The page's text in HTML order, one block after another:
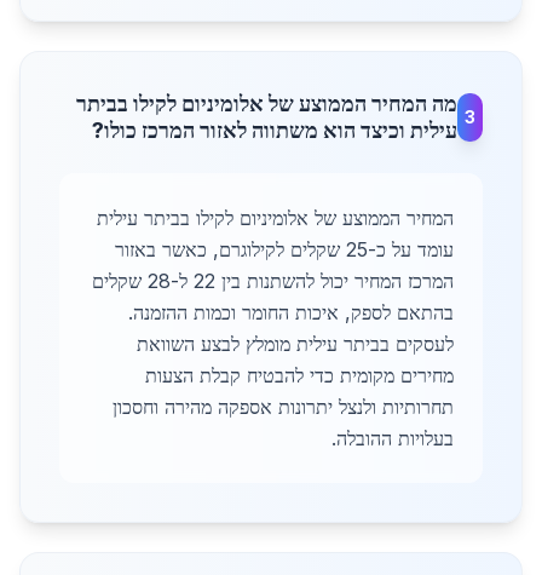
3
מה המחיר הממוצע של אלומיניום לקילו בביתר
עילית וכיצד הוא משתווה לאזור המרכז כולו?
המחיר הממוצע של אלומיניום לקילו בביתר עילית
עומד על כ-25 שקלים לקילוגרם, כאשר באזור
המרכז המחיר יכול להשתנות בין 22 ל-28 שקלים
בהתאם לספק, איכות החומר וכמות ההזמנה.
לעסקים בביתר עילית מומלץ לבצע השוואת
מחירים מקומית כדי להבטיח קבלת הצעות
תחרותיות ולנצל יתרונות אספקה מהירה וחסכון
בעלויות ההובלה.